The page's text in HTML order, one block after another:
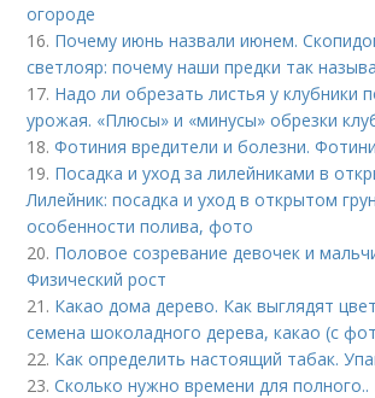
огороде
16. Почему июнь назвали июнем.
светлояр: почему наши предки так
17. Надо ли обрезать листья у клубники
урожая. «Плюсы» и «минусы» обрезки
18.Фотиния вредители и болезни.
19. Посадка и уход за лилейниками в
Лилейник: посадка и уход в открытом
особенности полива, фото
20. Половое созревание девочек и
Физический рост
21. Какао дома дерево. Как выглядят
семена шоколадного дерева, какао (с
22. Как определить настоящий табак.
23.Сколько нужно времени для